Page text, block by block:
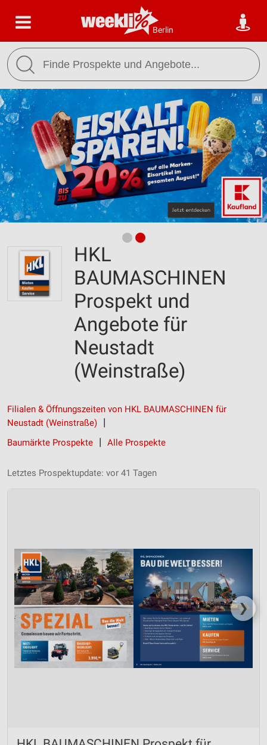
Berlin
HKL
BAUMASCHINEN
Prospekt und
Angebote für
Neustadt
(Weinstraße)
Filialen & Öffnungszeiten von HKL BAUMASCHINEN für
Neustadt (Weinstraße)
Baumärkte Prospekte
Alle Prospekte
Letztes Prospektupdate: vor 41 Tagen
❯